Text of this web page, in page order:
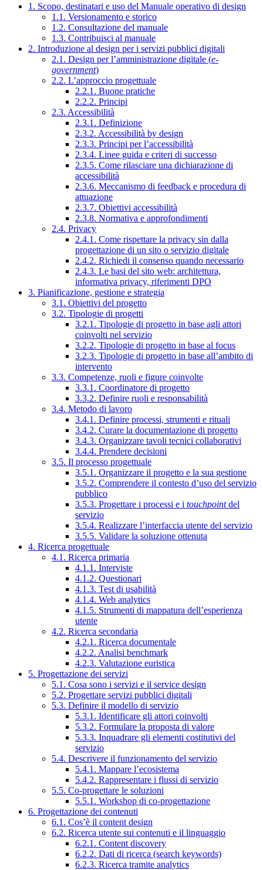
1. Scopo, destinatari e uso del Manuale operativo di design
1.1. Versionamento e storico
1.2. Consultazione del manuale
1.3. Contribuisci al manuale
2. Introduzione al design per i servizi pubblici digitali
2.1. Design per l’amministrazione digitale (e-
government)
2.2. L’approccio progettuale
2.2.1. Buone pratiche
2.2.2. Principi
2.3. Accessibilità
2.3.1. Definizione
2.3.2. Accessibilità by design
2.3.3. Principi per l’accessibilità
2.3.4. Linee guida e criteri di successo
2.3.5. Come rilasciare una dichiarazione di
accessibilità
2.3.6. Meccanismo di feedback e procedura di
attuazione
2.3.7. Obiettivi accessibilità
2.3.8. Normativa e approfondimenti
2.4. Privacy
2.4.1. Come rispettare la privacy sin dalla
progettazione di un sito o servizio digitale
2.4.2. Richiedi il consenso quando necessario
2.4.3. Le basi del sito web: architettura,
informativa privacy, riferimenti DPO
3. Pianificazione, gestione e strategia
3.1. Obiettivi del progetto
3.2. Tipologie di progetti
3.2.1. Tipologie di progetto in base agli attori
coinvolti nel servizio
3.2.2. Tipologie di progetto in base al focus
3.2.3. Tipologie di progetto in base all’ambito di
intervento
3.3. Competenze, ruoli e figure coinvolte
3.3.1. Coordinatore di progetto
3.3.2. Definire ruoli e responsabilità
3.4. Metodo di lavoro
3.4.1. Definire processi, strumenti e rituali
3.4.2. Curare la documentazione di progetto
3.4.3. Organizzare tavoli tecnici collaborativi
3.4.4. Prendere decisioni
3.5. Il processo progettuale
3.5.1. Organizzare il progetto e la sua gestione
3.5.2. Comprendere il contesto d’uso del servizio
pubblico
3.5.3. Progettare i processi e i touchpointdel
servizio
3.5.4. Realizzare l’interfaccia utente del servizio
3.5.5. Validare la soluzione ottenuta
4. Ricerca progettuale
4.1. Ricerca primaria
4.1.1. Interviste
4.1.2. Questionari
4.1.3. Test di usabilità
4.1.4. Web analytics
4.1.5. Strumenti di mappatura dell’esperienza
utente
4.2. Ricerca secondaria
4.2.1. Ricerca documentale
4.2.2. Analisi benchmark
4.2.3. Valutazione euristica
5. Progettazione dei servizi
5.1. Cosa sono i servizi e il service design
5.2. Progettare servizi pubblici digitali
5.3. Definire il modello di servizio
5.3.1. Identificare gli attori coinvolti
5.3.2. Formulare la proposta di valore
5.3.3. Inquadrare gli elementi costitutivi del
servizio
5.4. Descrivere il funzionamento del servizio
5.4.1. Mappare l’ecosistema
5.4.2. Rappresentare i flussi di servizio
5.5. Co-progettare le soluzioni
5.5.1. Workshop di co-progettazione
6. Progettazione dei contenuti
6.1. Cos’è il content design
6.2. Ricerca utente sui contenuti e il linguaggio
6.2.1. Content discovery
6.2.2. Dati di ricerca (search keywords)
6.2.3. Ricerca tramite analytics